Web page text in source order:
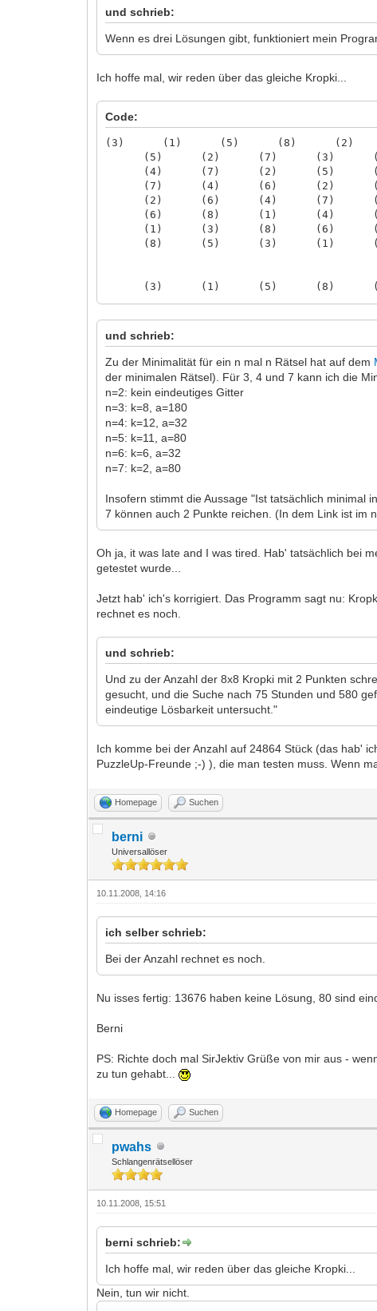
und schrieb:
Wenn es drei Lösungen gibt, funktioniert mein
Ich hoffe mal, wir reden über das gleiche Kropki...
Code:
(3) (1) (5) (8) (2)
(5) (2) (7) (3)
(4) (7) (2) (5)
(7) (4) (6) (2)
(2) (6) (4) (7)
(6) (8) (1) (4)
(1) (3) (8) (6)
(8) (5) (3) (1)
(3) (1) (5) (8)
(7) (4) (6) (2)
(2) (6) (4) (7)
(6) (8) (1) (4)
(1) (3) (8) (6)
(8) (5) (3) (1)
(5) (2) (7) (3)
(8) (1) (3) (5)
(7) (3) (5) (2)
(3) (5) (2) (7)
(4) (6) (8) (1)
(6) (4) (1) (8)
(2) (7) (4) (6)
und schrieb:
Zu der Minimalität für ein n mal n Rätsel hat auf dem
der minimalen Rätsel). Für 3, 4 und 7 kann ich die
n=2: kein eindeutiges Gitter
n=3: k=8, a=180
n=4: k=12, a=32
n=5: k=11, a=80
n=6: k=6, a=32
n=7: k=2, a=80
Insofern stimmt die Aussage "Ist tatsächlich minimal
7 können auch 2 Punkte reichen. (In dem Link ist im
Oh ja, it was late and I was tired. Hab' tatsächlich bei
getestet wurde...
Jetzt hab' ich's korrigiert. Das Programm sagt nu:
rechnet es noch.
und schrieb:
Und zu der Anzahl der 8x8 Kropki mit 2 Punkten
gesucht, und die Suche nach 75 Stunden und 580
eindeutige Lösbarkeit untersucht."
Ich komme bei der Anzahl auf 24864 Stück (das hab'
PuzzleUp-Freunde ;-) ), die man testen muss. Wenn
Homepage Suchen
berni
Universallöser
10.11.2008, 14:16
ich selber schrieb:
Bei der Anzahl rechnet es noch.
Nu isses fertig: 13676 haben keine Lösung, 80 sind
Berni
PS: Richte doch mal SirJektiv Grüße von mir aus -
zu tun gehabt...
Homepage Suchen
pwahs
Schlangenrätsellöser
10.11.2008, 15:51
berni schrieb:
Ich hoffe mal, wir reden über das gleiche Kropki...
Nein, tun wir nicht.